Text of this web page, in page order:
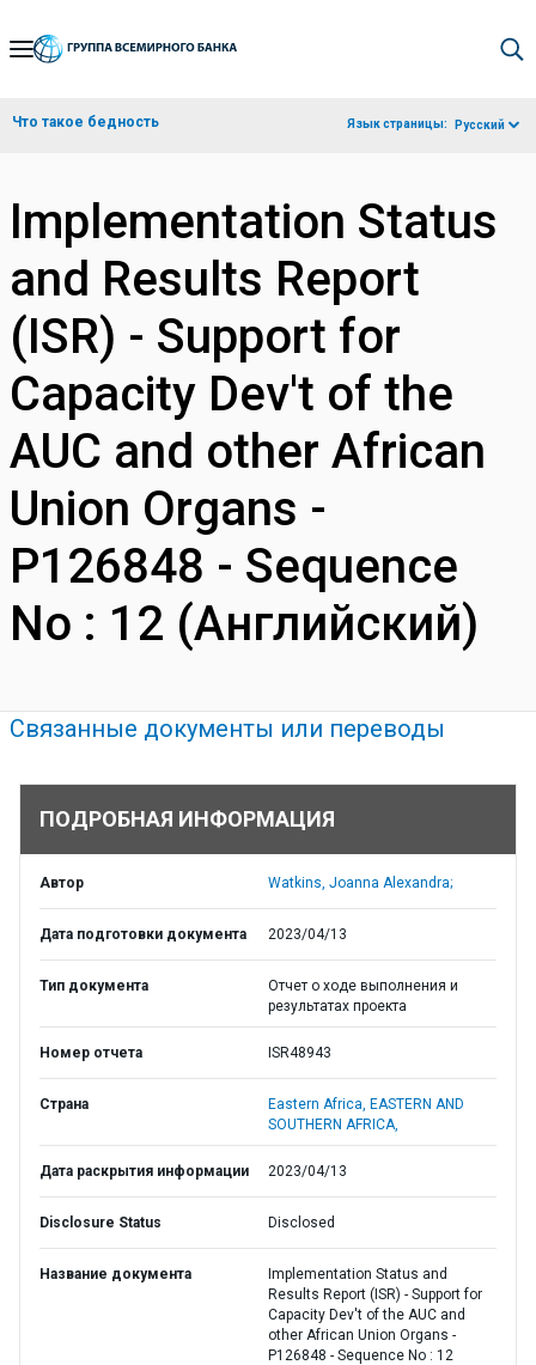
Skip
Navigation
Что такое бедность Язык страницы: Русский
Implementation Status
and Results Report
(ISR) - Support for
Capacity Dev't of the
AUC and other African
Union Organs -
P126848 - Sequence
No : 12 (Английский)
Связанные документы или переводы
ПОДРОБНАЯ ИНФОРМАЦИЯ
Автор Watkins, Joanna Alexandra;
Дата подготовки документа 2023/04/13
Тип документа
Отчет о ходе выполнения и
результатах проекта
Номер отчета ISR48943
Страна Eastern Africa, EASTERN AND
SOUTHERN AFRICA,
Дата раскрытия информации 2023/04/13
Disclosure Status Disclosed
Название документа
Implementation Status and
Results Report (ISR) - Support for
Capacity Dev't of the AUC and
other African Union Organs -
P126848 - Sequence No : 12